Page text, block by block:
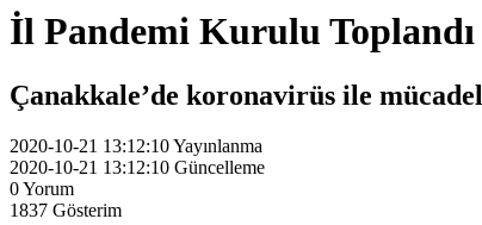
İl Pandemi Kurulu Toplandı
Çanakkale’de koronavirüs ile
2020-10-21 13:12:10Yayınlanma
2020-10-21 13:12:10 Güncelleme
0Yorum
1837 Gösterim